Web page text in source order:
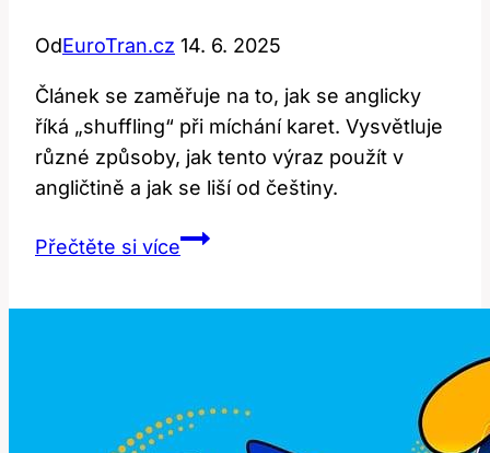
OdEuroTran.cz 14. 6. 2025
Článek se zaměřuje na to, jak se anglicky
říká „shuffling“ při míchání karet. Vysvětluje
různé způsoby, jak tento výraz použít v
angličtině a jak se liší od češtiny.
Přečtěte si víceShuffling:
Angličtině?